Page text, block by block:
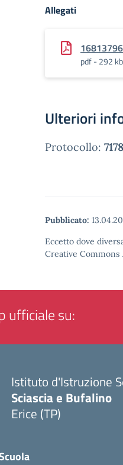
Allegati
pdf - 292 kb
Ulteriori
Protocollo: 7178
Pubblicato:
Eccetto dove
Creative
ufficiale su:
Istituto d'Istruzione
Sciascia e Bufalino
Erice (TP)